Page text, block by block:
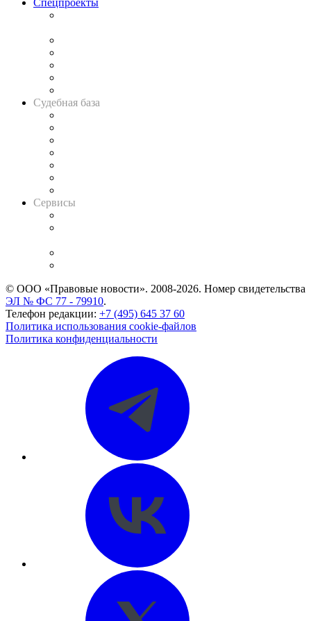
Судебная база
Сервисы
© ООО «Правовые новости». 2008-2026. Номер свидетельства
ЭЛ № ФС 77 - 79910.
Телефон редакции: +7 (495) 645 37 60
Политика использования cookie-файлов
Политика конфиденциальности